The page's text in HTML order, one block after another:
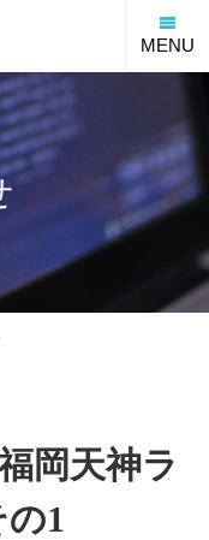
MENU
岡天神ラ
の1